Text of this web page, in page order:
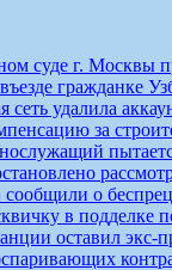
суде г. Москвы
гражданке
сеть удалила
за
о
в подделке
оставил